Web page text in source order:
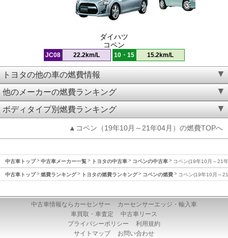
ダイハツ
コペン
JC08 22.2km/L 10・15 15.2km/L
トヨタの他の車の燃費情報
他のメーカーの燃費ランキング
ボディタイプ別燃費ランキング
▲コペン（19年10月～21年04月）の燃費TOPへ
中古車トップ 中古車メーカー一覧 トヨタの中古車 コペンの中古車 コペン(19年10月～21
中古車トップ 燃費ランキング トヨタの燃費ランキング コペンの燃費 コペン(19年10月～
中古車情報ならカーセンサー
カーセンサーエッジ・輸入車
車買取・車査定
中古車リース
プライバシーポリシー
利用規約
サイトマップ
お問い合わせ